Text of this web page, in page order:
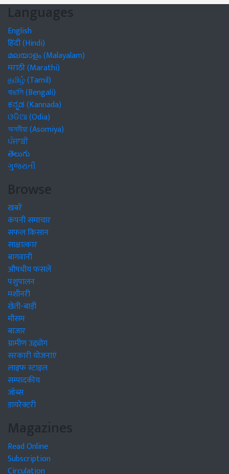
Languages
English
हिंदी (Hindi)
മലയാളം (Malayalam)
मराठी (Marathi)
தமிழ் (Tamil)
বাঙালি (Bengali)
ಕನ್ನಡ (Kannada)
ଓଡିଆ (Odia)
অসমীয়া (Asomiya)
ਪੰਜਾਬੀ
తెలుగు
ગુજરાતી
Browse
खबरें
कंपनी समाचार
सफल किसान
साक्षात्कार
बागवानी
औषधीय फसलें
पशुपालन
मशीनरी
खेती-बाड़ी
मौसम
बाजार
ग्रामीण उद्द्योग
सरकारी योजनाएं
लाइफ स्टाइल
सम्पादकीय
जॉब्स
डायरेक्टरी
Magazines
Read Online
Subscription